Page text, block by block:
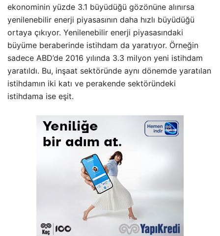
ekonominin yüzde 3.1 büyüdüğü gözönüne alınırsa
yenilenebilir enerji piyasasının daha hızlı büyüdüğü
ortaya çıkıyor. Yenilenebilir enerji piyasasındaki
büyüme beraberinde istihdam da yaratıyor. Örneğin
sadece ABD’de 2016 yılında 3.3 milyon yeni istihdam
yaratıldı. Bu, inşaat sektöründe aynı dönemde yaratılan
istihdamın iki katı ve perakende sektöründeki
istihdama ise eşit.